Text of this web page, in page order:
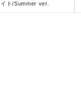
イト/Summer ver.